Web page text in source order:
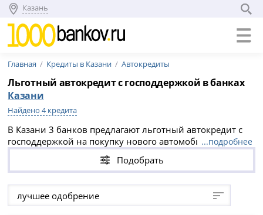
Казань
Главная Кредиты в Казани Автокредиты
Льготный автокредит с господдержкой в банках
Казани
Найдено 4 кредита
В Казани 3 банков предлагают льготный автокредит с
господдержкой на покупку нового автомобиля в 2026
году. Всего доступно 4 кредитных предложений с
минимальной ставкой от 14.883% годовых. Заемщики
могут получить до 8 000 000 рублей на срок до 5 лет. Не
упустите возможность стать обладателем нового авто
оформите заявку онлайн на официальном сайте банка
...подробнее
Подобрать
лучшее одобрение